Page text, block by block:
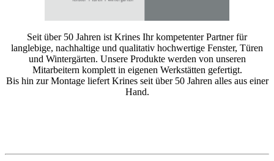
Seit über 50 Jahren ist Krines Ihr kompetenter Partner für
langlebige, nachhaltige und qualitativ hochwertige Fenster, Türen
und Wintergärten. Unsere Produkte werden von unseren
Mitarbeitern komplett in eigenen Werkstätten gefertigt.
Bis hin zur Montage liefert Krines seit über 50 Jahren alles aus einer
Hand.